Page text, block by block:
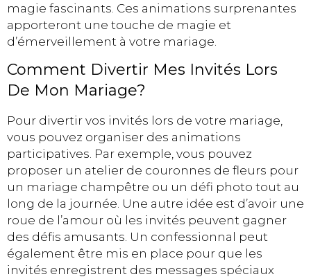
magie fascinants. Ces animations surprenantes
apporteront une touche de magie et
d’émerveillement à votre mariage.
Comment Divertir Mes Invités Lors
De Mon Mariage?
Pour divertir vos invités lors de votre mariage,
vous pouvez organiser des animations
participatives. Par exemple, vous pouvez
proposer un atelier de couronnes de fleurs pour
un mariage champêtre ou un défi photo tout au
long de la journée. Une autre idée est d’avoir une
roue de l’amour où les invités peuvent gagner
des défis amusants. Un confessionnal peut
également être mis en place pour que les
invités enregistrent des messages spéciaux